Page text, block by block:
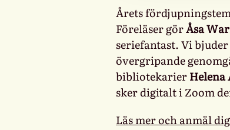
Årets
Föreläser görÅsa
seriefantast. Vi
övergripande
bibliotekarier
sker digitalt i Zoom
Läs mer och anmäl